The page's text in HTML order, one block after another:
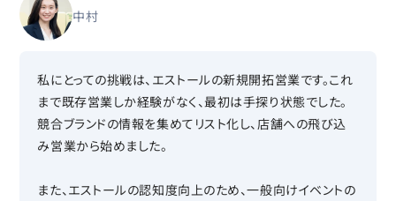
中村
私にとっての挑戦は、エストールの新規開拓営業です。これ
まで既存営業しか経験がなく、最初は手探り状態でした。
競合ブランドの情報を集めてリスト化し、店舗への飛び込
み営業から始めました。
また、エストールの認知度向上のため、一般向けイベントの